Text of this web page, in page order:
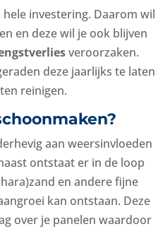
investering. Daarom wil
en deze wil je ook blijven
veroorzaken.
deze jaarlijks te laten
reinigen.
aan weersinvloeden
ontstaat er in de loop
en andere fijne
kan ontstaan. Deze
over je panelen waardoor